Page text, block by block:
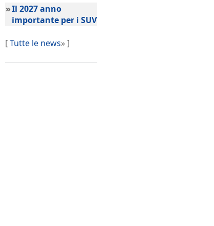
»Il 2027 anno
importante per i SUV
[Tutte le news» ]